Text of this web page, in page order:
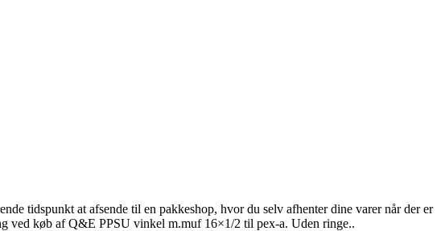
tidspunkt at afsende til en pakkeshop, hvor du selv afhenter dine varer når der er
ved køb af Q&E PPSU vinkel m.muf 16×1/2 til pex-a. Uden ringe..